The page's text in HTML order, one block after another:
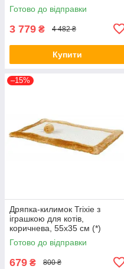
Готово до відправки
3 779 ₴ 4 482 ₴
Купити
–15%
Дряпка-килимок Trixie з
іграшкою для котів,
коричнева, 55х35 cм (*)
Готово до відправки
679 ₴ 800 ₴